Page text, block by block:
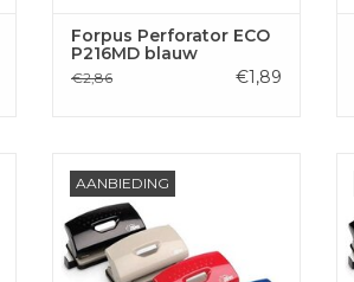
Forpus Perforator ECO
P216MD blauw
€2,86 €1,89
AANBIEDINGblauw
TOEVOEGEN AAN
WINKELWAGEN